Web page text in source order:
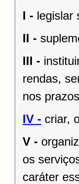
I - legislar
II -
III -
rendas,
nos
IV - criar,
V -
os
caráter